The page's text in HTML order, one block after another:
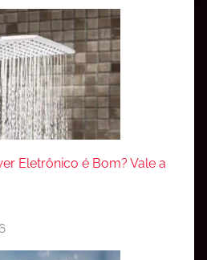
Eletrônico é Bom? Vale a